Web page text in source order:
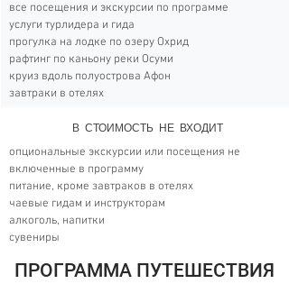
все посещения и экскурсии по программе
услуги турлидера и гида
прогулка на лодке по озеру Охрид
рафтинг по каньону реки Осуми
круиз вдоль полуострова Афон
завтраки в отелях
В СТОИМОСТЬ НЕ ВХОДИТ
опциональные экскурсии или посещения не
включенные в программу
питание, кроме завтраков в отелях
чаевые гидам и инструкторам
алкоголь, напитки
сувениры
ПРОГРАММА ПУТЕШЕСТВИЯ